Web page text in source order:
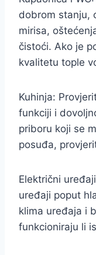
dobrom stanju,
mirisa,
čistoći. Ako je
kvalitetu tople
Kuhinja:
funkciji i
priboru koji se
posuđa,
Električni
uređaji poput
klima uređaja i
funkcioniraju li